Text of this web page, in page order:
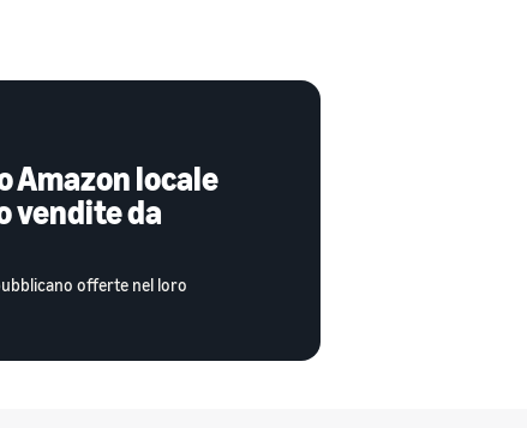
Amazon locale
vendite da
offerte nel loro